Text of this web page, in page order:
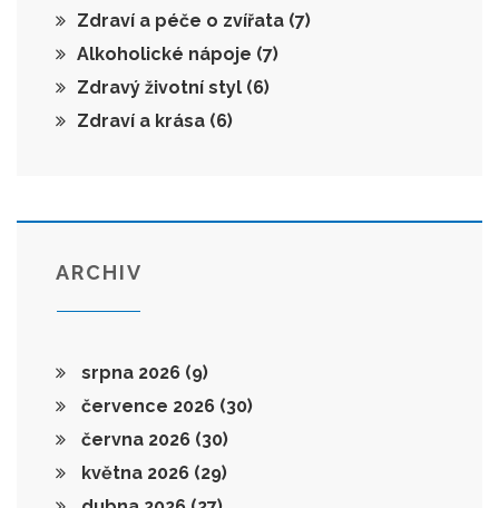
Zdraví a péče o zvířata (7)
Alkoholické nápoje (7)
Zdravý životní styl (6)
Zdraví a krása (6)
ARCHIV
srpna 2026 (9)
července 2026 (30)
června 2026 (30)
května 2026 (29)